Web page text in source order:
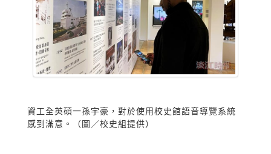
資工全英碩一孫宇豪，對於使用校史館語音導覽系統
感到滿意。（圖／校史組提供）